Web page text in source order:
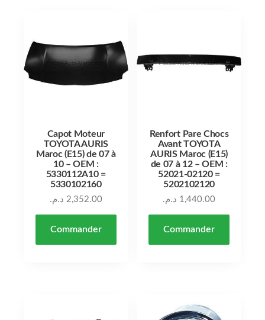
Capot Moteur
TOYOTA AURIS
Maroc (E15) de 07 à
10 – OEM :
5330112A10 =
5330102160
2,352.00 د.م.
Commander
Renfort Pare Chocs
Avant TOYOTA
AURIS Maroc (E15)
de 07 à 12 – OEM :
52021-02120 =
5202102120
1,440.00 د.م.
Commander